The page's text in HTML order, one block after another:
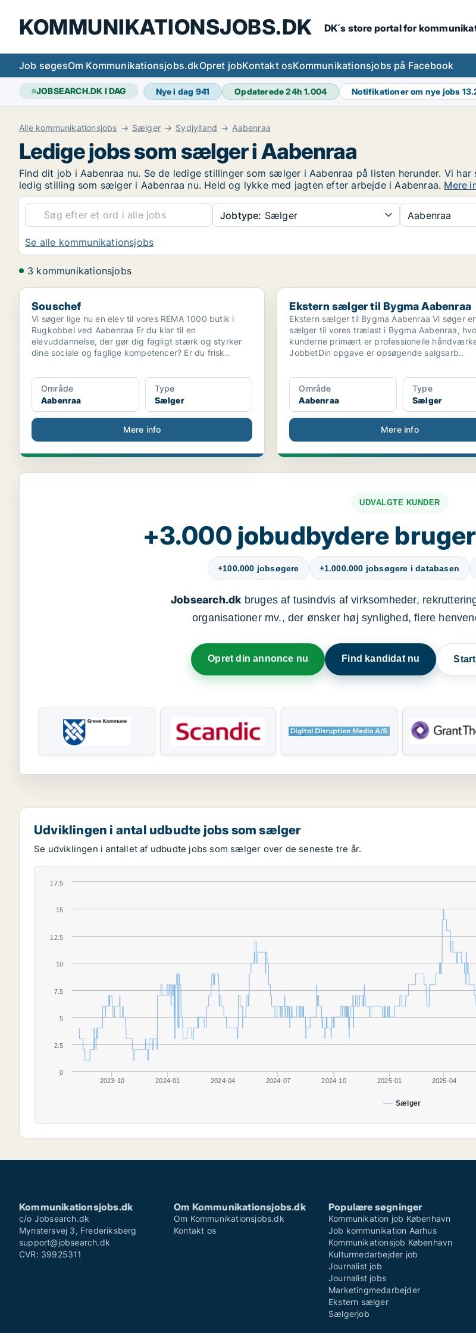
KOMMUNIKATIONSJOBS.DK DK´s store portal for
Job søgesOm Kommunikationsjobs.dkOpret jobKontakt osKommunikationsjobs på Facebook
JOBSEARCH.DK I DAG Nye i dag 941 Opdaterede 24h1.004 Notifikationer om nye jobs
Alle kommunikationsjobs Sælger Sydjylland Aabenraa
Ledige jobs som sælger i Aabenraa
Find dit job i Aabenraa nu. Se de ledige stillinger som sælger i Aabenraa på listen herunder. Vi
ledig stilling som sælger i Aabenraa nu. Held og lykke med jagten efter arbejde i Aabenraa. Mere
Jobtype: Sælger Aabenraa
Se alle kommunikationsjobs
3 kommunikationsjobs
Souschef
Souschef
Vi søger lige nu en elev til vores REMA 1000 butik i
Rugkobbel ved Aabenraa Er du klar til en
elevuddannelse, der gør dig fagligt stærk og styrker
dine sociale og faglige kompetencer? Er du frisk..
Område
Aabenraa
Type
Sælger
Mere info
Ekstern sælger til Bygma Aabenraa
Ekstern sælger til Bygma Aabenraa
Ekstern sælger til Bygma Aabenraa Vi søger
sælger til vores trælast i Bygma Aabenraa,
kunderne primært er professionelle
JobbetDin opgave er opsøgende salgsarb..
Område
Aabenraa
Type
Sælger
Mere info
UDVALGTE KUNDER
+3.000 jobudbydere
+100.000 jobsøgere +1.000.000 jobsøgere i databasen
Jobsearch.dkbruges af tusindvis af virksomheder,
organisationer mv., der ønsker høj synlighed, flere
Opret din annonce nu Find kandidat nu
Udviklingen i antal udbudte jobs som sælger
Se udviklingen i antallet af udbudte jobs som sælger over de seneste tre år.
Sælger
2023-10 2024-01 2024-04 2024-07 2024-10 2025-01 2025-04
0
2.5
5
7.5
10
12.5
15
17.5
Kommunikationsjobs.dk
c/o Jobsearch.dk
Mynstersvej 3, Frederiksberg
support@jobsearch.dk
CVR: 39925311
Om Kommunikationsjobs.dk
Om Kommunikationsjobs.dk
Kontakt os
Populære søgninger
Kommunikation job København
Job kommunikation Aarhus
Kommunikationsjob København
Kulturmedarbejder job
Journalist job
Journalist jobs
Marketingmedarbejder
Ekstern sælger
Sælgerjob